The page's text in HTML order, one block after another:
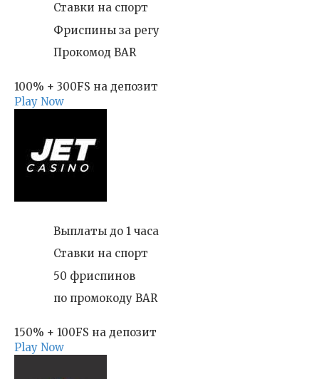
Ставки на спорт
Фриспины за регу
Прокомод BAR
100% + 300FS на депозит
Play Now
Выплаты до 1 часа
Ставки на спорт
50 фриспинов
по промокоду BAR
150% + 100FS на депозит
Play Now